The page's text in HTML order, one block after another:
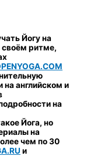
Йогу на
своём ритме,
английском и
на
Йога, но
на
чем по 30
и